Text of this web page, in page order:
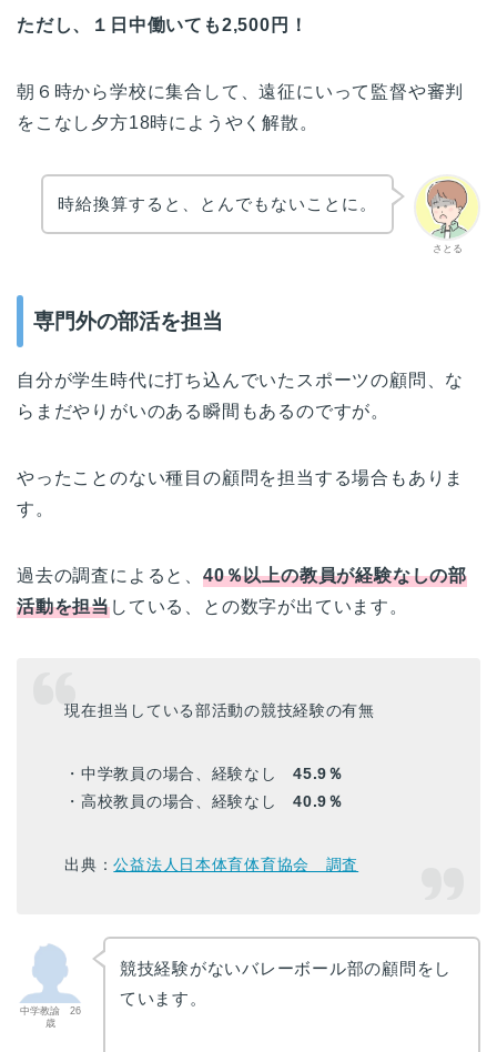
ただし、１日中働いても2,500円！
朝６時から学校に集合して、遠征にいって監督や審判
をこなし夕方18時にようやく解散。
さとる
時給換算すると、とんでもないことに。
専門外の部活を担当
自分が学生時代に打ち込んでいたスポーツの顧問、な
らまだやりがいのある瞬間もあるのですが。
やったことのない種目の顧問を担当する場合もありま
す。
過去の調査によると、 40％以上の教員が経験なしの部
活動を担当している、との数字が出ています。
現在担当している部活動の競技経験の有無
・中学教員の場合、経験なし45.9％
・高校教員の場合、経験なし40.9％
出典：公益法人日本体育体育協会 調査
中学教諭 26
歳
競技経験がないバレーボール部の顧問をし
ています。